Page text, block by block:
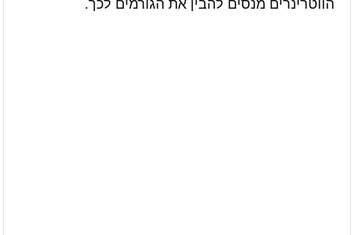
הווטרינרים מנסים להבין את הגורמים לכך.